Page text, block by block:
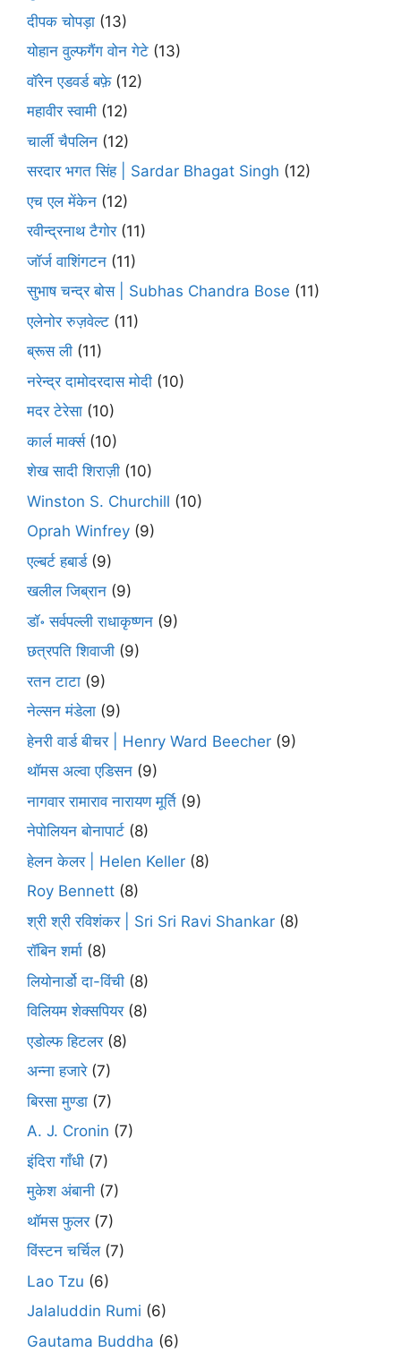
दीपक चोपड़ा (13)
योहान वुल्फगैंग वोन गेटे (13)
वॉरेन एडवर्ड बफ़े(12)
महावीर स्वामी (12)
चार्ली चैपलिन (12)
सरदार भगत सिंह | Sardar Bhagat Singh (12)
एच एल मेंकेन (12)
रवीन्द्रनाथ टैगोर(11)
जॉर्ज वाशिंगटन (11)
सुभाष चन्द्र बोस | Subhas Chandra Bose (11)
एलेनोर रुज़वेल्ट (11)
ब्रूस ली (11)
नरेन्द्र दामोदरदास मोदी (10)
मदर टेरेसा (10)
कार्ल मार्क्स(10)
शेख सादी शिराज़ी (10)
Winston S. Churchill (10)
Oprah Winfrey (9)
एल्बर्ट हबार्ड(9)
खलील जिब्रान (9)
डॉ॰ सर्वपल्ली राधाकृष्णन (9)
छत्रपति शिवाजी (9)
रतन टाटा (9)
नेल्सन मंडेला (9)
हेनरी वार्ड बीचर | Henry Ward Beecher (9)
थॉमस अल्वा एडिसन (9)
नागवार रामाराव नारायण मूर्ति (9)
नेपोलियन बोनापार्ट (8)
हेलन केलर | Helen Keller (8)
Roy Bennett (8)
श्री श्री रविशंकर | Sri Sri Ravi Shankar (8)
रॉबिन शर्मा (8)
लियोनार्डो दा-विंची (8)
विलियम शेक्सपियर(8)
एडोल्फ हिटलर(8)
अन्ना हजारे(7)
बिरसा मुण्डा (7)
A. J. Cronin (7)
इंदिरा गाँधी (7)
मुकेश अंबानी (7)
थॉमस फुलर(7)
विंस्टन चर्चिल(7)
Lao Tzu (6)
Jalaluddin Rumi (6)
Gautama Buddha (6)